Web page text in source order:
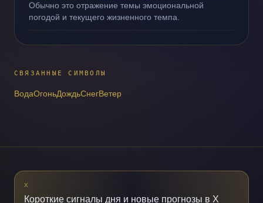
Обычно это отражение темы эмоциональной
погодой и текущего жизненного темпа.
СВЯЗАННЫЕ СИМВОЛЫ
ВодаОгоньДождьСнегВетер
X
Короткие сигналы дня и новые прогнозы в X